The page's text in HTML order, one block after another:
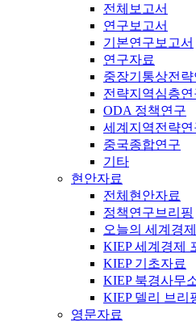
전체보고서
연구보고서
기본연구보고서
연구자료
중장기통상전략
전략지역심층연
ODA 정책연구
세계지역전략연
중국종합연구
기타
현안자료
전체현안자료
정책연구브리핑
오늘의 세계경제
KIEP 세계경제
KIEP 기초자료
KIEP 북경사무
KIEP 델리 브리
영문자료